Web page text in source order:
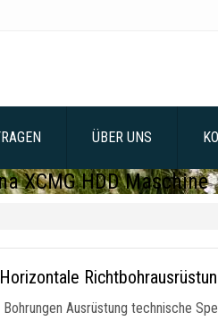
ÜBER UNS
XCMG HDD Maschine
Ausrüstung technische